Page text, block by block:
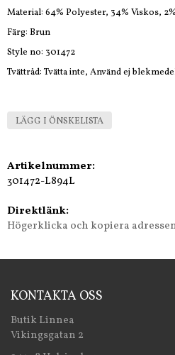
Material: 64% Polyester, 34% Viskos,
Färg: Brun
Style no: 301472
Tvättråd: Tvätta inte, Använd ej
LÄGG I ÖNSKELISTA
Artikelnummer:
301472-L894L
Direktlänk:
Högerklicka och kopiera
KONTAKTA OSS
Butik Linnea
Vikingsgatan 2